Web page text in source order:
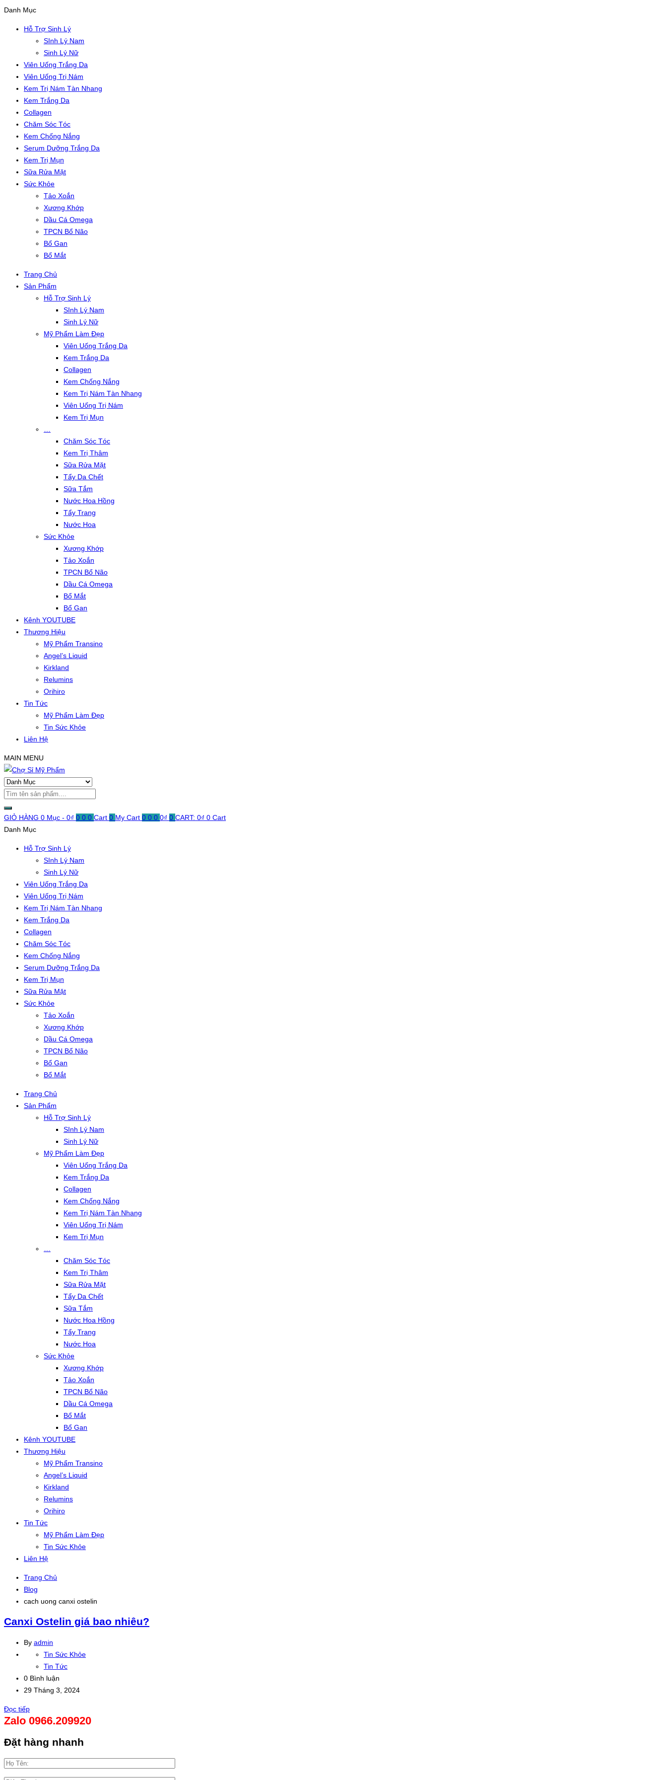
Danh Mục
Hỗ Trợ Sinh Lý
SInh Lý Nam
Sinh Lý Nữ
Viên Uống Trắng Da
Viên Uống Trị Nám
Kem Trị Nám Tàn Nhang
Kem Trắng Da
Collagen
Chăm Sóc Tóc
Kem Chống Nắng
Serum Dưỡng Trắng Da
Kem Trị Mụn
Sữa Rửa Mặt
Sức Khỏe
Tảo Xoắn
Xương Khớp
Dầu Cá Omega
TPCN Bổ Não
Bổ Gan
Bổ Mắt
Trang Chủ
Sản Phẩm
Hỗ Trợ Sinh Lý
SInh Lý Nam
Sinh Lý Nữ
Mỹ Phẩm Làm Đẹp
Viên Uống Trắng Da
Kem Trắng Da
Collagen
Kem Chống Nắng
Kem Trị Nám Tàn Nhang
Viên Uống Trị Nám
Kem Trị Mụn
Chăm Sóc Tóc
Kem Trị Thâm
Sữa Rửa Mặt
Tẩy Da Chết
Sữa Tắm
Nước Hoa Hồng
Tẩy Trang
Nước Hoa
Sức Khỏe
Xương Khớp
Tảo Xoắn
TPCN Bổ Não
Dầu Cá Omega
Bổ Mắt
Bổ Gan
Kênh YOUTUBE
Thương Hiệu
Mỹ Phẩm Transino
Angel’s Liquid
Kirkland
Relumins
Orihiro
Tin Tức
Mỹ Phẩm Làm Đẹp
Tin Sức Khỏe
Liên Hệ
MAIN MENU
GIỎ HÀNG 0 Mục - 0₫ 0 0 0 Cart 0 My Cart 0 0 0 0₫ 0 CART: 0₫ 0 Cart
Danh Mục
Hỗ Trợ Sinh Lý
SInh Lý Nam
Sinh Lý Nữ
Viên Uống Trắng Da
Viên Uống Trị Nám
Kem Trị Nám Tàn Nhang
Kem Trắng Da
Collagen
Chăm Sóc Tóc
Kem Chống Nắng
Serum Dưỡng Trắng Da
Kem Trị Mụn
Sữa Rửa Mặt
Sức Khỏe
Tảo Xoắn
Xương Khớp
Dầu Cá Omega
TPCN Bổ Não
Bổ Gan
Bổ Mắt
Trang Chủ
Sản Phẩm
Hỗ Trợ Sinh Lý
SInh Lý Nam
Sinh Lý Nữ
Mỹ Phẩm Làm Đẹp
Viên Uống Trắng Da
Kem Trắng Da
Collagen
Kem Chống Nắng
Kem Trị Nám Tàn Nhang
Viên Uống Trị Nám
Kem Trị Mụn
Chăm Sóc Tóc
Kem Trị Thâm
Sữa Rửa Mặt
Tẩy Da Chết
Sữa Tắm
Nước Hoa Hồng
Tẩy Trang
Nước Hoa
Sức Khỏe
Xương Khớp
Tảo Xoắn
TPCN Bổ Não
Dầu Cá Omega
Bổ Mắt
Bổ Gan
Kênh YOUTUBE
Thương Hiệu
Mỹ Phẩm Transino
Angel’s Liquid
Kirkland
Relumins
Orihiro
Tin Tức
Mỹ Phẩm Làm Đẹp
Tin Sức Khỏe
Liên Hệ
Trang Chủ
Blog
cach uong canxi ostelin
Canxi Ostelin giá bao nhiêu?
By admin
Tin Sức Khỏe
Tin Tức
0 Bình luận
29 Tháng 3, 2024
Đọc tiếp
Zalo 0966.209920
Đặt hàng nhanh